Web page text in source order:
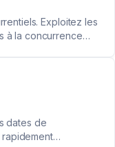
Exploitez les
à la concurrence
dates de